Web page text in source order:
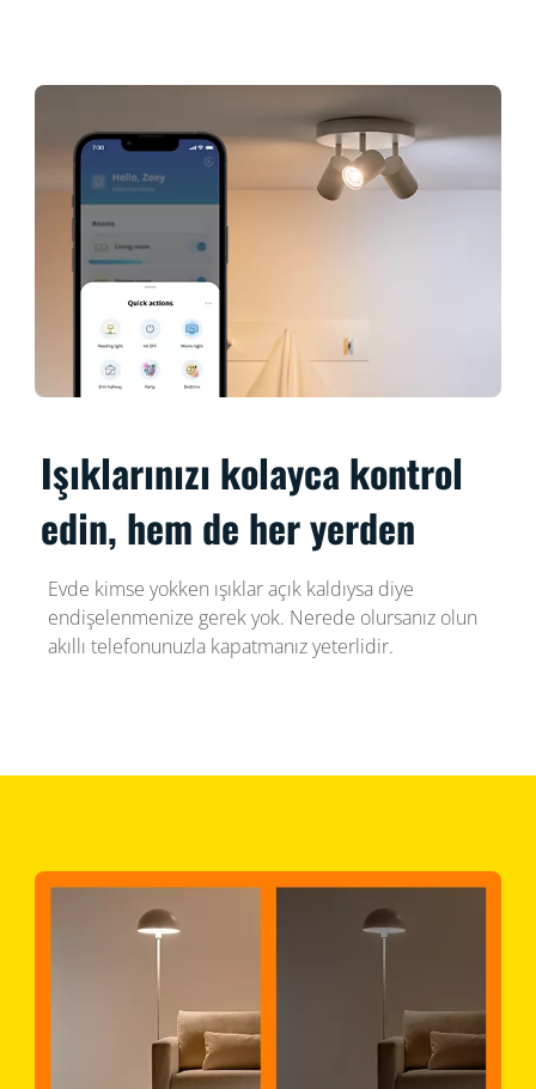
Işıklarınızı kolayca kontrol
edin, hem de her yerden
Evde kimse yokken ışıklar açık kaldıysa diye
endişelenmenize gerek yok. Nerede olursanız olun
akıllı telefonunuzla kapatmanız yeterlidir.